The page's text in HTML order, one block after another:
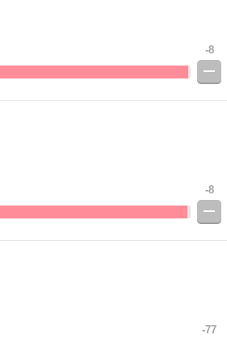
-8
-8
-77